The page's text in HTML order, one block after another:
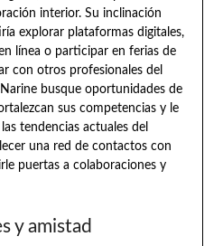
interior. Su inclinación
explorar plataformas digitales,
línea o participar en ferias de
con otros profesionales del
busque oportunidades de
sus competencias y le
tendencias actuales del
una red de contactos con
puertas a colaboraciones y
y amistad